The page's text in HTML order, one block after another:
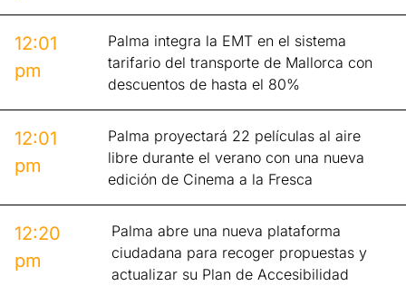
12:01
pm
Palma integra la EMT en el sistema
tarifario del transporte de Mallorca con
descuentos de hasta el 80%
12:01
pm
Palma proyectará 22 películas al aire
libre durante el verano con una nueva
edición de Cinema a la Fresca
12:20
pm
Palma abre una nueva plataforma
ciudadana para recoger propuestas y
actualizar su Plan de Accesibilidad